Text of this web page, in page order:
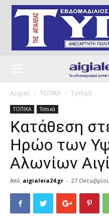
Αρχική ΤΟΠΙΚΑ Τοπικά
ΤΟΠΙΚΑ Τοπικά
Κατάθεση
Ηρώο των
Αλωνίων
Από aigialeia24.gr - 27